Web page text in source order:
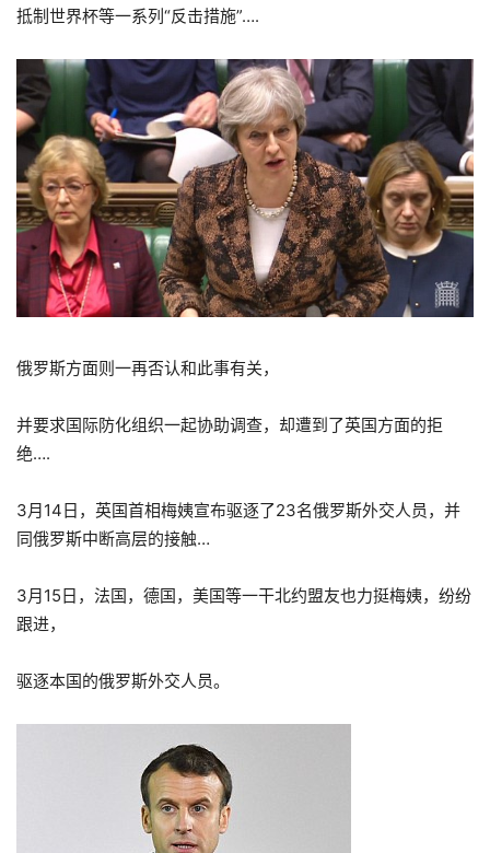
抵制世界杯等一系列“反击措施”….
俄罗斯方面则一再否认和此事有关，
并要求国际防化组织一起协助调查，却遭到了英国方面的拒
绝….
3月14日，英国首相梅姨宣布驱逐了23名俄罗斯外交人员，并
同俄罗斯中断高层的接触…
3月15日，法国，德国，美国等一干北约盟友也力挺梅姨，纷纷
跟进，
驱逐本国的俄罗斯外交人员。